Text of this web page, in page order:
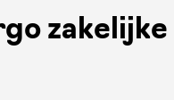
zakelijke